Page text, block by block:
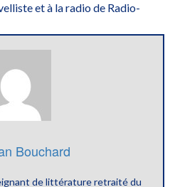
et à la radio de Radio-
Bouchard
de littérature retraité du